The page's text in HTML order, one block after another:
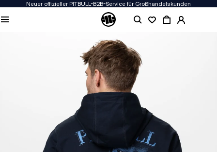
Neuer offizieller PITBULL-B2B-Service für Großhandelskunden